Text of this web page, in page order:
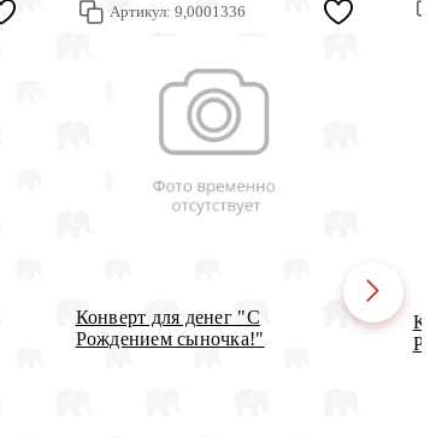
Артикул: 9,0001336
Конверт для денег "С
Рождением сыночка!"